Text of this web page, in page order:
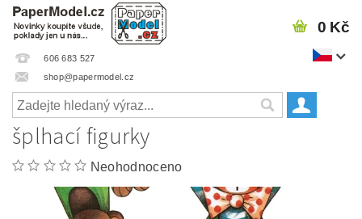
606 683 527
shop@papermodel.cz
0 Kč
šplhací figurky
Neohodnoceno